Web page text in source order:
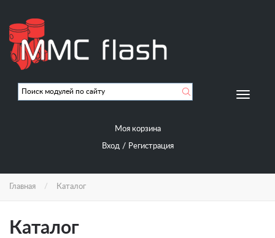
основному
содержанию
Моя корзина
Вход/ Регистрация
Главная Каталог
Каталог